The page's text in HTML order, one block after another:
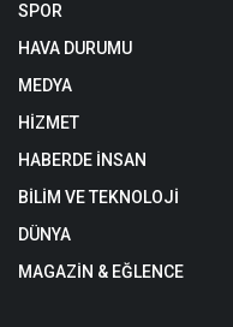
SPOR
HAVA DURUMU
MEDYA
HİZMET
HABERDE İNSAN
BİLİM VE TEKNOLOJİ
DÜNYA
MAGAZİN & EĞLENCE